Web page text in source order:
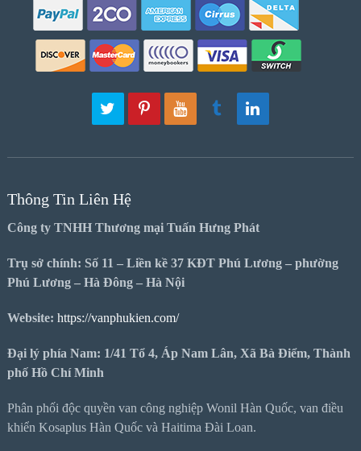
Thông Tin Liên Hệ
Công ty TNHH Thương mại Tuấn Hưng Phát
Trụ sở chính: Số 11 – Liền kề 37 KĐT Phú Lương – phường
Phú Lương – Hà Đông – Hà Nội
Website: https://vanphukien.com/
Đại lý phía Nam: 1/41 Tổ 4, Áp Nam Lân, Xã Bà Điểm, Thành
phố Hồ Chí Minh
Phân phối độc quyền van công nghiệp Wonil Hàn Quốc, van điều
khiển Kosaplus Hàn Quốc và Haitima Đài Loan.